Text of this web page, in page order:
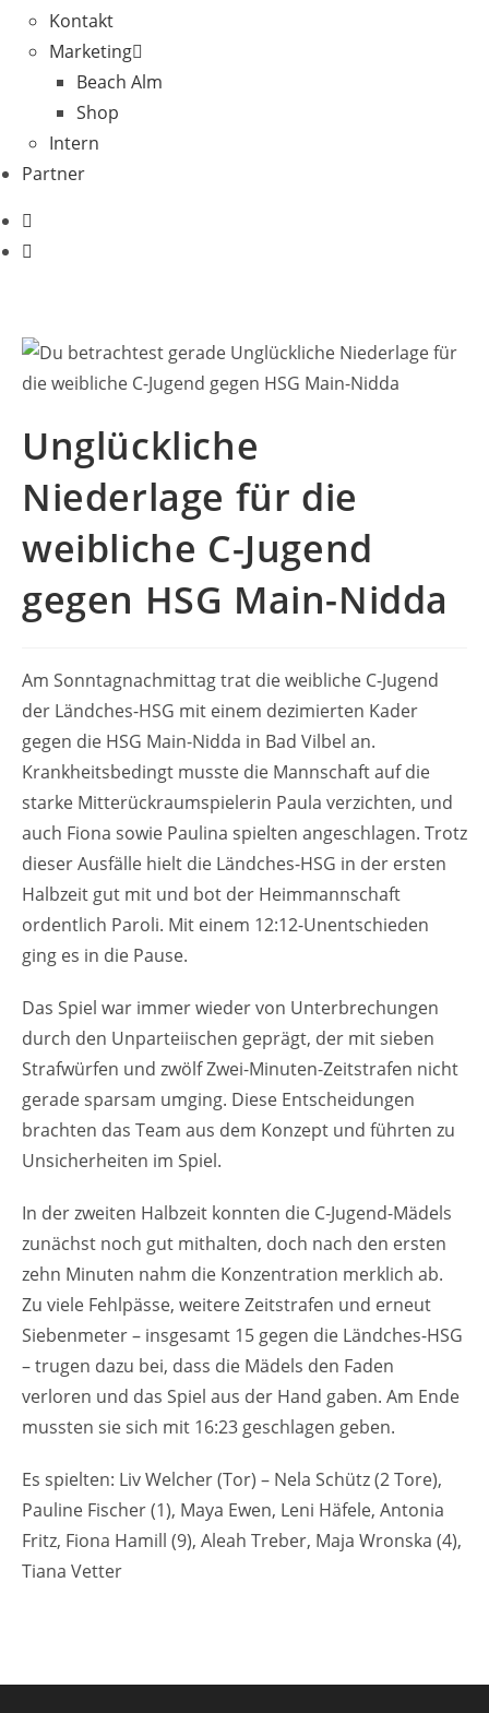
Kontakt
Marketing
Beach Alm
Shop
Intern
Partner
Unglückliche
Niederlage für die
weibliche C-Jugend
gegen HSG Main-Nidda
Am Sonntagnachmittag trat die weibliche C-Jugend
der Ländches-HSG mit einem dezimierten Kader
gegen die HSG Main-Nidda in Bad Vilbel an.
Krankheitsbedingt musste die Mannschaft auf die
starke Mitterückraumspielerin Paula verzichten, und
auch Fiona sowie Paulina spielten angeschlagen. Trotz
dieser Ausfälle hielt die Ländches-HSG in der ersten
Halbzeit gut mit und bot der Heimmannschaft
ordentlich Paroli. Mit einem 12:12-Unentschieden
ging es in die Pause.
Das Spiel war immer wieder von Unterbrechungen
durch den Unparteiischen geprägt, der mit sieben
Strafwürfen und zwölf Zwei-Minuten-Zeitstrafen nicht
gerade sparsam umging. Diese Entscheidungen
brachten das Team aus dem Konzept und führten zu
Unsicherheiten im Spiel.
In der zweiten Halbzeit konnten die C-Jugend-Mädels
zunächst noch gut mithalten, doch nach den ersten
zehn Minuten nahm die Konzentration merklich ab.
Zu viele Fehlpässe, weitere Zeitstrafen und erneut
Siebenmeter – insgesamt 15 gegen die Ländches-HSG
– trugen dazu bei, dass die Mädels den Faden
verloren und das Spiel aus der Hand gaben. Am Ende
mussten sie sich mit 16:23 geschlagen geben.
Es spielten: Liv Welcher (Tor) – Nela Schütz (2 Tore),
Pauline Fischer (1), Maya Ewen, Leni Häfele, Antonia
Fritz, Fiona Hamill (9), Aleah Treber, Maja Wronska (4),
Tiana Vetter